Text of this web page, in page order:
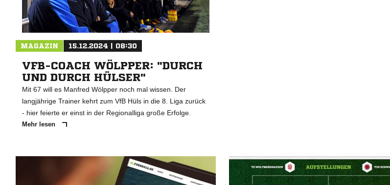
MAGAZIN 15.12.2024 | 08:30
VFB-COACH WÖLPPER: "DURCH
UND DURCH HÜLSER"
Mit 67 will es Manfred Wölpper noch mal wissen. Der
langjährige Trainer kehrt zum VfB Hüls in die 8. Liga zurück
- hier feierte er einst in der Regionalliga große Erfolge.
Mehr lesen